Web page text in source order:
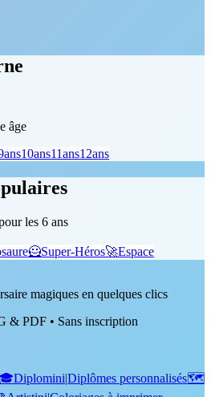
âge
ans10ans11ans12ans
les 6 ans
🦸Super-Héros🚀Espace
magiques en quelques clics
& PDF • Sans inscription
🎓Diplomini|Diplômes personnalisés🗺️